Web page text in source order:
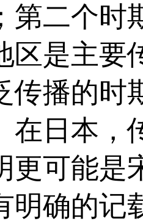
第二个时
区是主要
传播的时
在日本，
更可能是
明确的记